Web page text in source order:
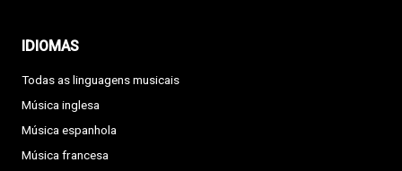
IDIOMAS
Todas as linguagens musicais
Música inglesa
Música espanhola
Música francesa